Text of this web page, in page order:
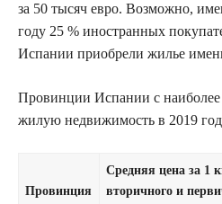
за 50 тысяч евро. Возможно,
году 25 % иностранных
Испании приобрели жилье
Провинции Испании с
жилую недвижимость в 2019
Провинция
Средняя цена за 1
вторичного и